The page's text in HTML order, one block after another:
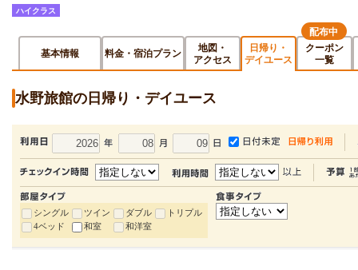
ハイクラス
基本情報 料金・宿泊プラン
地図・
アクセス
日帰り・
デイユース
クーポン
一覧
配布中
水野旅館の日帰り・デイユース
シングル ツイン ダブル
トリプル
4ベッド
和室 和洋室